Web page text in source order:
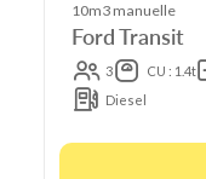
10m3 manuelle
Ford Transit
3 CU : 1.4t
Diesel